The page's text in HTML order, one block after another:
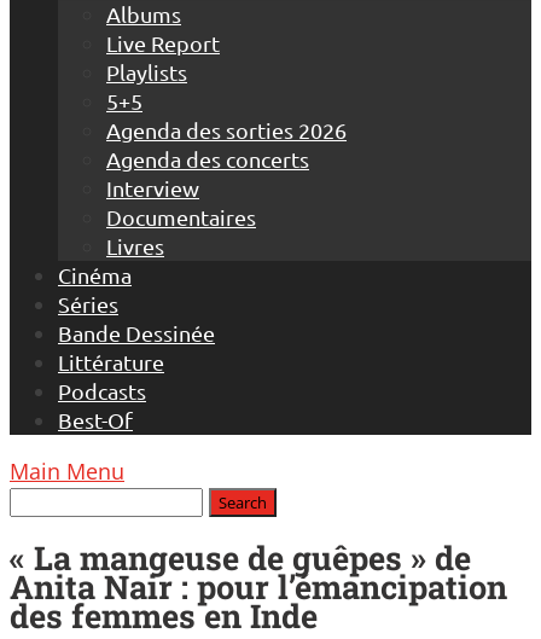
Albums
Live Report
Playlists
5+5
Agenda des sorties 2026
Agenda des concerts
Interview
Documentaires
Livres
Cinéma
Séries
Bande Dessinée
Littérature
Podcasts
Best-Of
Main Menu
« La mangeuse de guêpes » de
Anita Nair : pour l’émancipation
des femmes en Inde